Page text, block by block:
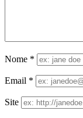
Nome *
Email *
Site